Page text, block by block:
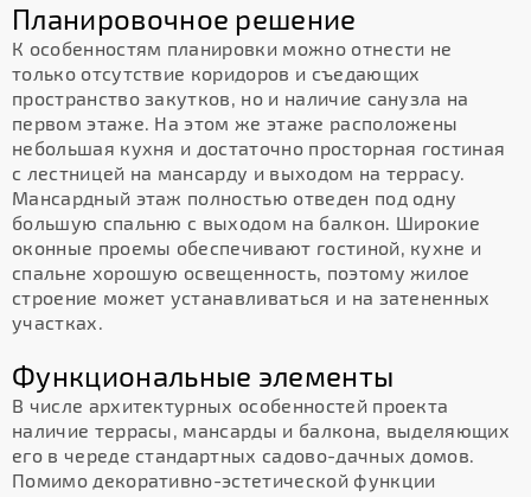
Планировочное решение
К особенностям планировки можно отнести не
только отсутствие коридоров и съедающих
пространство закутков, но и наличие санузла на
первом этаже. На этом же этаже расположены
небольшая кухня и достаточно просторная гостиная
с лестницей на мансарду и выходом на террасу.
Мансардный этаж полностью отведен под одну
большую спальню с выходом на балкон. Широкие
оконные проемы обеспечивают гостиной, кухне и
спальне хорошую освещенность, поэтому жилое
строение может устанавливаться и на затененных
участках.
Функциональные элементы
В числе архитектурных особенностей проекта
наличие террасы, мансарды и балкона, выделяющих
его в череде стандартных садово-дачных домов.
Помимо декоративно-эстетической функции